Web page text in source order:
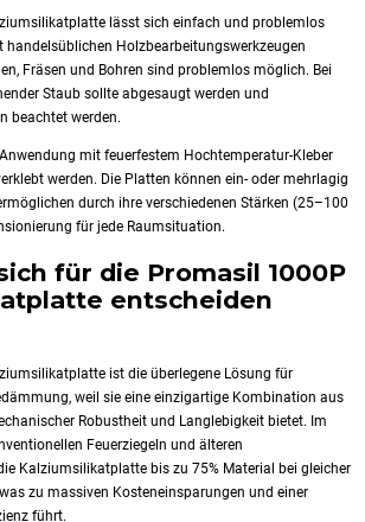
lässt sich einfach und problemlos
handelsüblichen Holzbearbeitungswerkzeugen
Fräsen und Bohren sind problemlos möglich. Bei
Staub sollte abgesaugt werden und
beachtet werden.
mit feuerfestem Hochtemperatur-Kleber
werden. Die Platten können ein- oder mehrlagig
durch ihre verschiedenen Stärken (25–100
für jede Raumsituation.
für die Promasil 1000P
entscheiden
ist die überlegene Lösung für
weil sie eine einzigartige Kombination aus
Robustheit und Langlebigkeit bietet. Im
Feuerziegeln und älteren
Kalziumsilikatplatte bis zu 75% Material bei gleicher
zu massiven Kosteneinsparungen und einer
führt.